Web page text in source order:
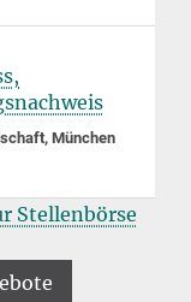
München
Stellenbörse